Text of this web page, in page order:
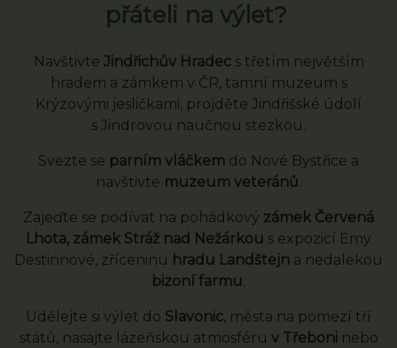
přáteli na výlet?
Navštivte Jindřichův Hradecs třetím největším
hradem a zámkem v ČR, tamní muzeum s
Krýzovými jesličkami, projděte Jindřišské údolí
s Jindrovou naučnou stezkou.
Svezte se parním vláčkem do Nové Bystřice a
navštivte muzeum veteránů.
Zajeďte se podívat na pohádkový zámek Červená
Lhota, zámek Stráž nad Nežárkou s expozicí Emy
Destinnové, zříceninu hradu Landštejn a nedalekou
bizoní farmu.
Udělejte si výlet do Slavonic, města na pomezí tří
států, nasajte lázeňskou atmosféru v Třeboni nebo